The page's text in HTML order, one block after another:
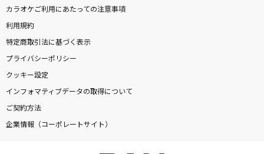
カラオケご利用にあたっての注意事項
利用規約
特定商取引法に基づく表示
プライバシーポリシー
クッキー設定
インフォマティブデータの取得について
ご契約方法
企業情報（コーポレートサイト）